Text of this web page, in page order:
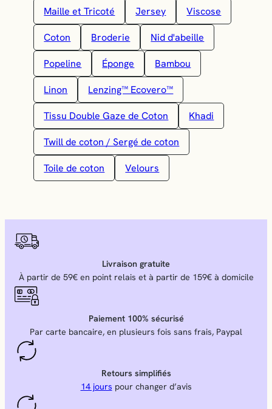
Maille et Tricoté Jersey Viscose
Coton Broderie Nid d'abeille
Popeline Éponge Bambou
Linon Lenzing™ Ecovero™
Tissu Double Gaze de Coton Khadi
Twill de coton / Sergé de coton
Toile de coton Velours
Livraison gratuite
À partir de 59€ en point relais et à partir de 159€ à domicile
Paiement 100% sécurisé
Par carte bancaire, en plusieurs fois sans frais, Paypal
Retours simplifiés
14 jours pour changer d’avis